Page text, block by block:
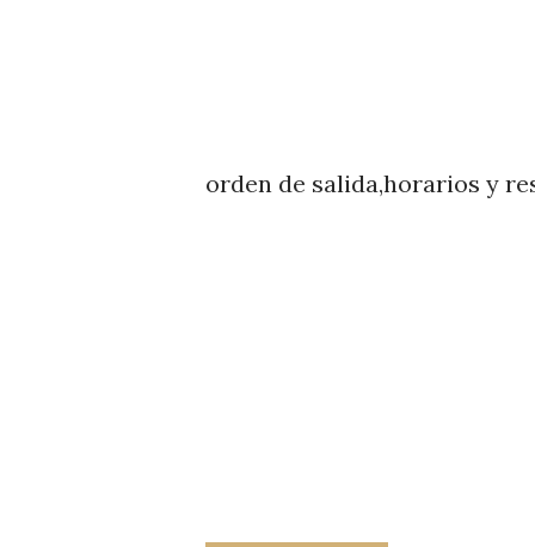
orden de salida,horarios y